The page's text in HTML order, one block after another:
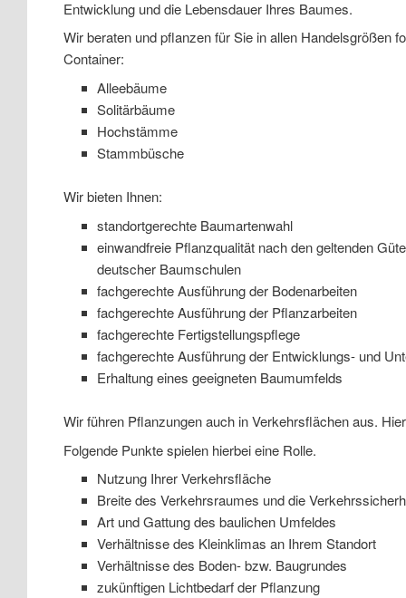
Entwicklung und die Lebensdauer Ihres Baumes.
Wir beraten und pflanzen für Sie in allen Handelsgrößen
Container:
Alleebäume
Solitärbäume
Hochstämme
Stammbüsche
Wir bieten Ihnen:
standortgerechte Baumartenwahl
einwandfreie Pflanzqualität nach den geltenden
deutscher Baumschulen
fachgerechte Ausführung der Bodenarbeiten
fachgerechte Ausführung der Pflanzarbeiten
fachgerechte Fertigstellungspflege
fachgerechte Ausführung der Entwicklungs- und
Erhaltung eines geeigneten Baumumfelds
Wir führen Pflanzungen auch in Verkehrsflächen aus.
Folgende Punkte spielen hierbei eine Rolle.
Nutzung Ihrer Verkehrsfläche
Breite des Verkehrsraumes und die
Art und Gattung des baulichen Umfeldes
Verhältnisse des Kleinklimas an Ihrem Standort
Verhältnisse des Boden- bzw. Baugrundes
zukünftigen Lichtbedarf der Pflanzung